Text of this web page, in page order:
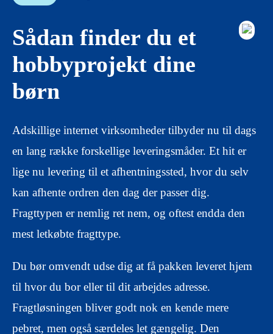
Sådan finder du et
hobbyprojekt dine
børn
Adskillige internet virksomheder tilbyder nu til dags
en lang række forskellige leveringsmåder. Et hit er
lige nu levering til et afhentningssted, hvor du selv
kan afhente ordren den dag der passer dig.
Fragttypen er nemlig ret nem, og oftest endda den
mest letkøbte fragttype.
Du bør omvendt udse dig at få pakken leveret hjem
til hvor du bor eller til dit arbejdes adresse.
Fragtløsningen bliver godt nok en kende mere
pebret, men også særdeles let gængelig. Den